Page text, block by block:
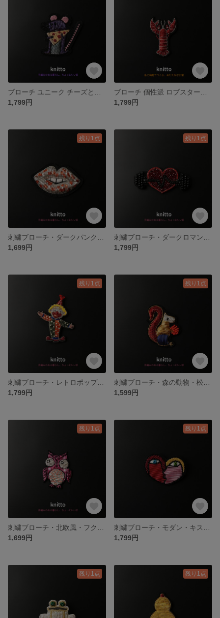
1,799円
1,799円
残り1点
1,699円
残り1点
1,799円
残り1点
刺繍ブローチ・レトロポップ・ピエロ小丑・ハロウィン仮装・コーデの遊び心に
1,799円
残り1点
1,599円
残り1点
1,699円
残り1点
1,799円
残り1点 残り1点